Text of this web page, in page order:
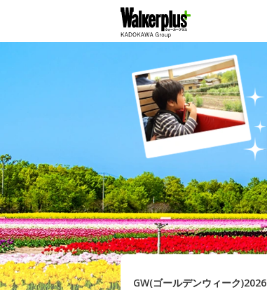
GW(ゴールデンウィーク)2026